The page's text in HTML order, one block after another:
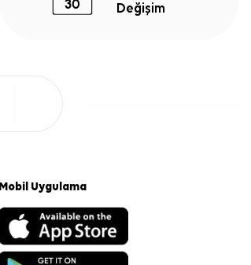
Değişim
Mobil Uygulama